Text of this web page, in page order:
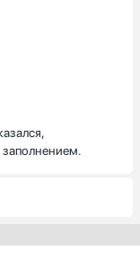
заполнением.